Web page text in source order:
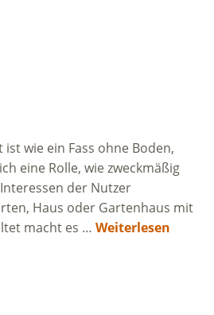
wie ein Fass ohne Boden,
eine Rolle, wie zweckmäßig
der Nutzer
Haus oder Gartenhaus mit
macht es … Weiterlesen